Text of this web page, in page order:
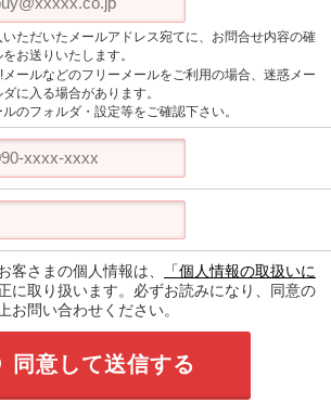
ただいたメールアドレス宛てに、お問合せ内容の確
お送りいたします。
ールなどのフリーメールをご利用の場合、迷惑メー
に入る場合があります。
のフォルダ・設定等をご確認下さい。
さまの個人情報は、
「個人情報の取扱いに
に取り扱います。必ずお読みになり、同意の
上お問い合わせください。
同意して送信する